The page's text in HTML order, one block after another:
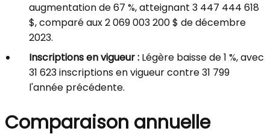
augmentation de 67 %, atteignant 3 447 444 618
$, comparé aux 2 069 003 200 $ de décembre
2023.
Inscriptions en vigueur : Légère baisse de 1 %, avec
31 623 inscriptions en vigueur contre 31 799
l'année précédente.
Comparaison annuelle